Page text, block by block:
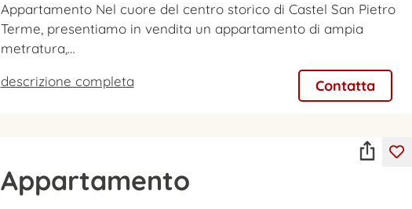
Appartamento Nel cuore del centro storico di Castel San Pietro
Terme, presentiamo in vendita un appartamento di ampia
metratura,…
descrizione completa
Contatta
Appartamento